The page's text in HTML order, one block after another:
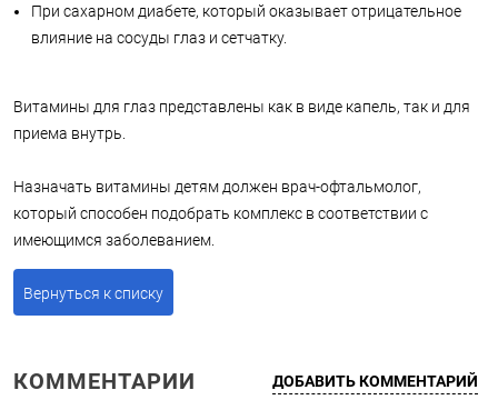
При сахарном диабете, который оказывает отрицательное
влияние на сосуды глаз и сетчатку.
Витамины для глаз представлены как в виде капель, так и для
приема внутрь.
Назначать витамины детям должен врач-офтальмолог,
который способен подобрать комплекс в соответствии с
имеющимся заболеванием.
Вернуться к списку
КОММЕНТАРИИ ДОБАВИТЬ КОММЕНТАРИЙ